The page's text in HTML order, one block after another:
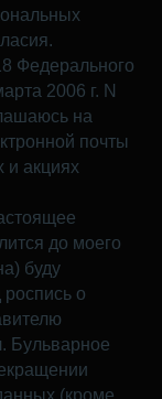
Федерального
2006 г. N
на
почты
и акциях
до моего
буду
о
Бульварное
(кроме